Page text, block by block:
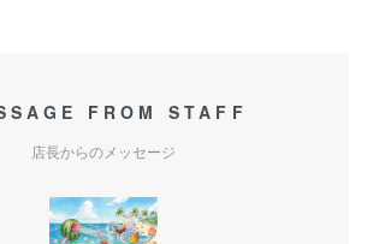
FROM STAFF
店長からのメッセージ